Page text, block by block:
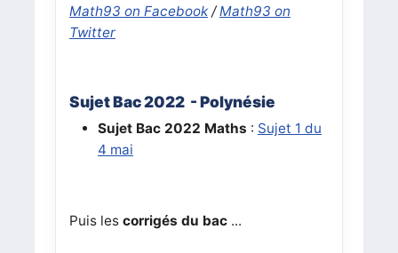
Math93 on Facebook/Math93 on
Twitter
Sujet Bac 2022 - Polynésie
Sujet Bac 2022 Maths : Sujet 1 du
4 mai
Puis les corrigés du bac...